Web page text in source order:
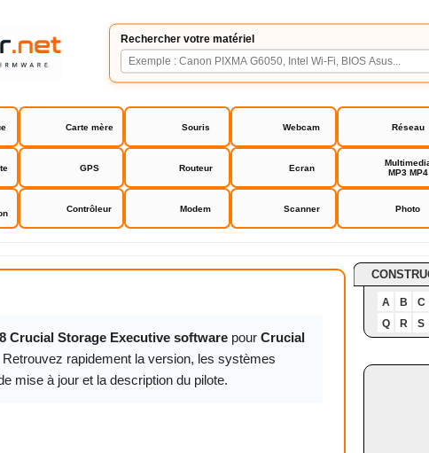
Rechercher votre matériel
Carte mère Souris Webcam Réseau
GPS Routeur Ecran
MP3 MP4
Contrôleur Modem Scanner Photo
Storage Executive software
Crucial Storage Executive software pour Crucial
Retrouvez rapidement la version, les systèmes
mise à jour et la description du pilote.
A B
C
Q
R S